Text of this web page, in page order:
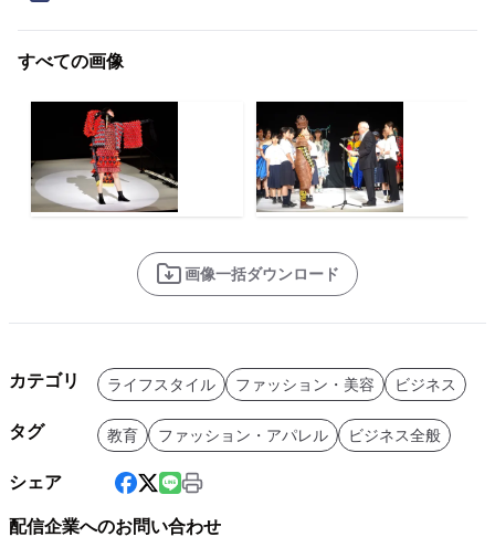
すべての画像
画像一括ダウンロード
カテゴリ ライフスタイル ファッション・美容 ビジネス
タグ 教育 ファッション・アパレル ビジネス全般
シェア
配信企業へのお問い合わせ